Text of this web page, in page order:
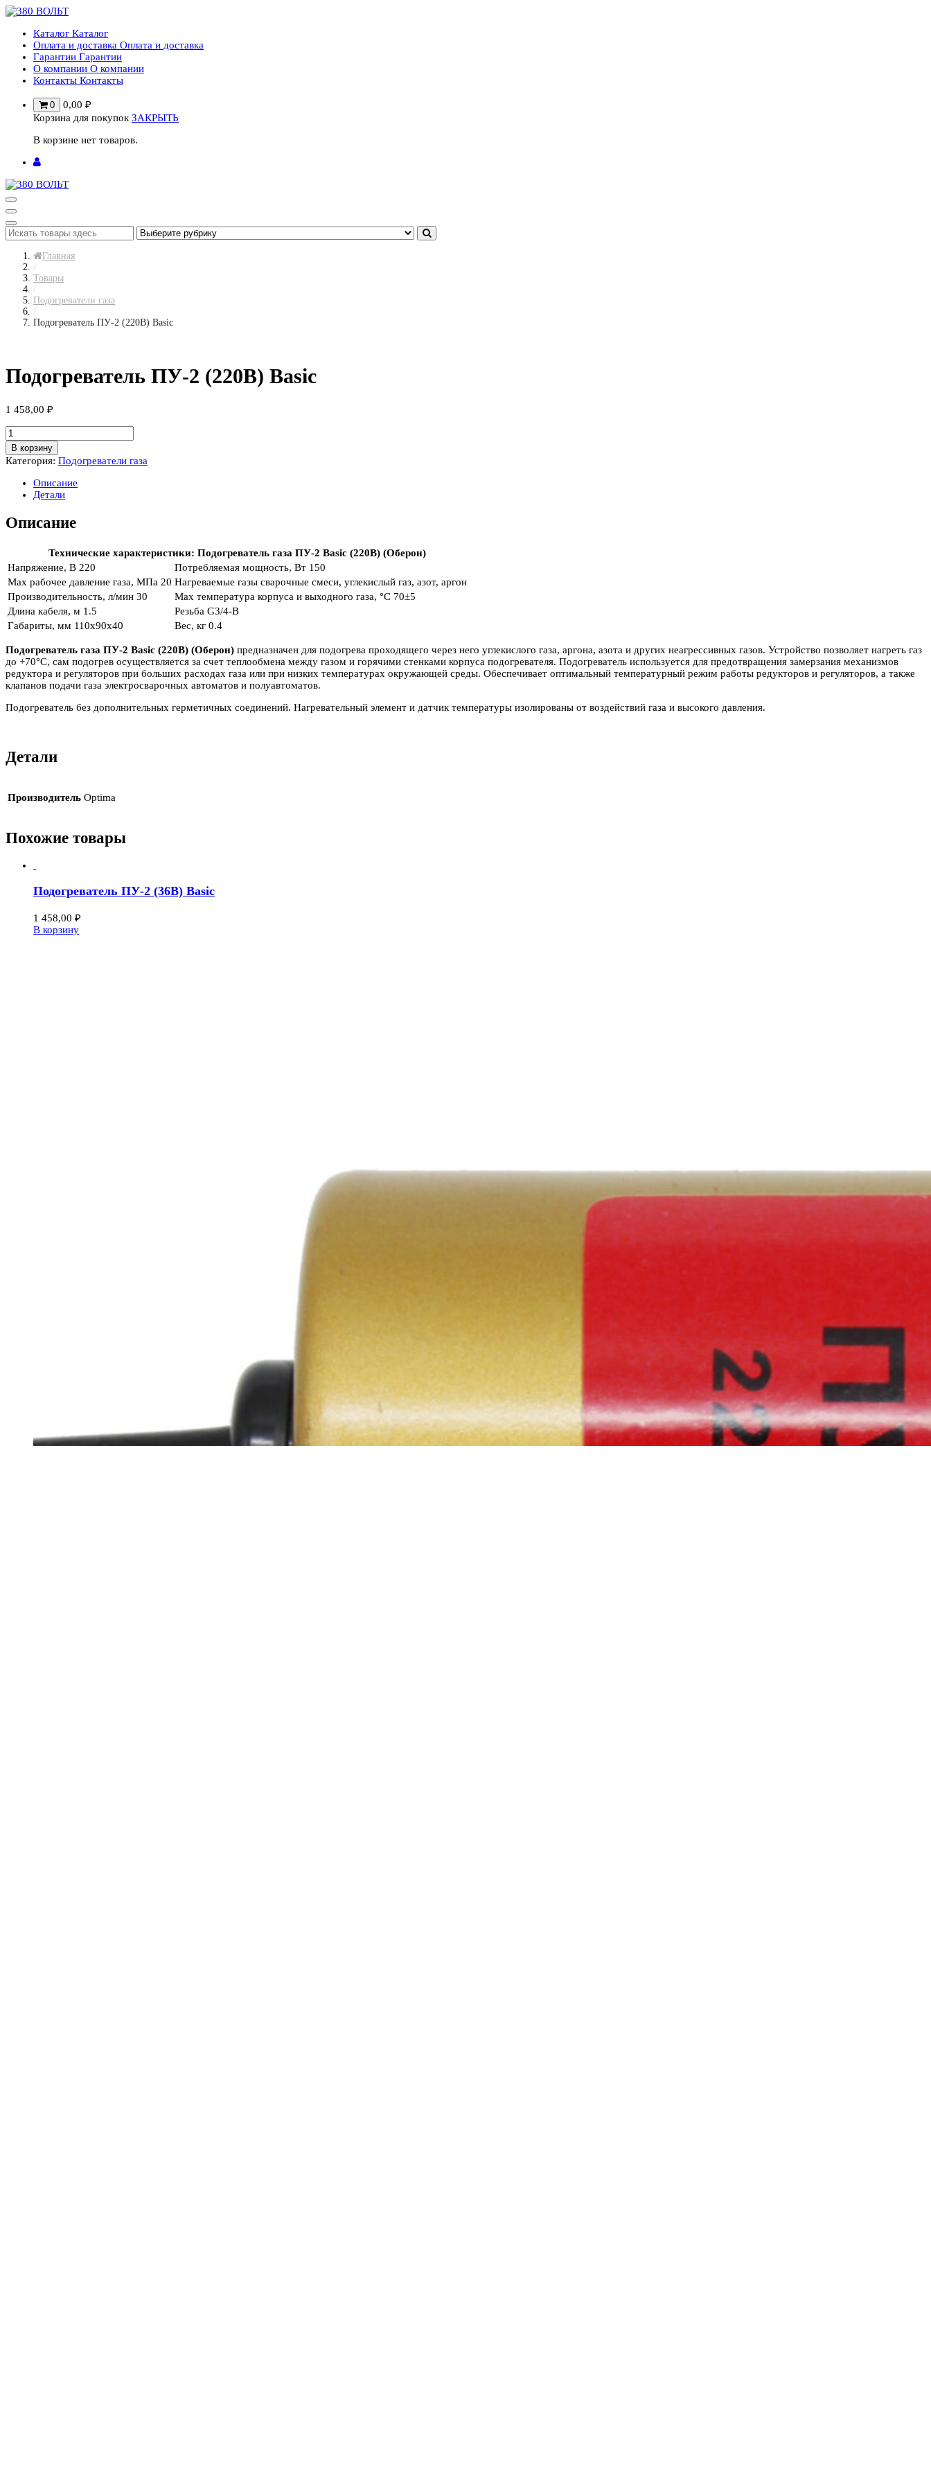
Перейти
содержимому
Каталог Каталог
Оплата и доставка Оплата и доставка
Гарантии Гарантии
О компании О компании
Контакты Контакты
0 0,00 ₽
Корзина для покупок ЗАКРЫТЬ
В корзине нет товаров.
Главная
/
Товары
/
Подогреватели газа
/
Подогреватель ПУ-2 (220В) Basic
Подогреватель ПУ-2 (220В) Basic
1 458,00 ₽
Количество
товара
Подогреватель
ПУ-2
(220В)
В корзину
Категория: Подогреватели газа
Описание
Детали
Описание
Технические характеристики: Подогреватель газа ПУ-2 Basic (220В) (Оберон)
Напряжение, В 220 Потребляемая мощность, Вт 150
Max рабочее давление газа, МПа 20 Нагреваемые газы сварочные смеси, углекислый газ, азот, аргон
Производительность, л/мин 30 Max температура корпуса и выходного газа, °С 70±5
Длина кабеля, м 1.5 Резьба G3/4-B
Габариты, мм 110x90x40 Вес, кг 0.4
Подогреватель газа ПУ-2 Basic (220В) (Оберон) предназначен для подогрева проходящего через него углекислого газа, аргона, азота и других неагрессивных газов. Устройство позволяет нагреть газ
до +70°С, сам подогрев осуществляется за счет теплообмена между газом и горячими стенками корпуса подогревателя. Подогреватель используется для предотвращения замерзания механизмов
редуктора и регуляторов при больших расходах газа или при низких температурах окружающей среды. Обеспечивает оптимальный температурный режим работы редукторов и регуляторов, а также
клапанов подачи газа электросварочных автоматов и полуавтоматов.
Подогреватель без дополнительных герметичных соединений. Нагревательный элемент и датчик температуры изолированы от воздействий газа и высокого давления.
Детали
Производитель Optima
Похожие товары
Подогреватель ПУ-2 (36В) Basic
1 458,00 ₽
В корзину